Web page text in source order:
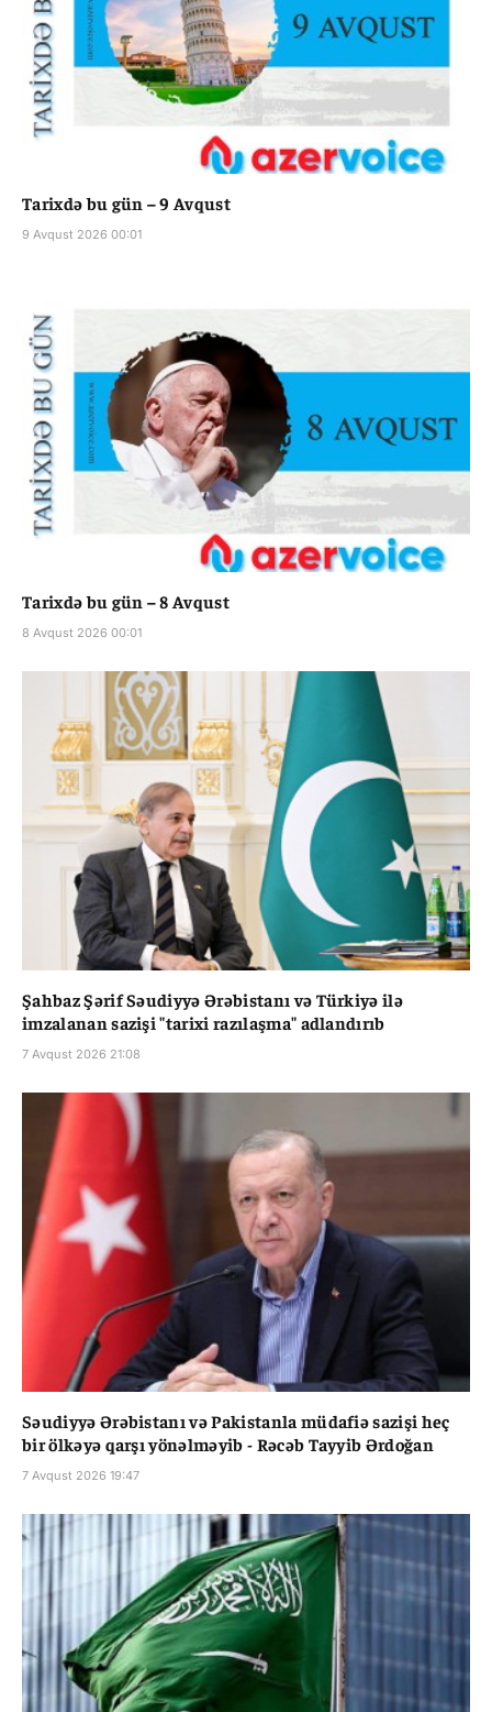
Tarixdə bu gün – 9 Avqust
9 Avqust 2026 00:01
Tarixdə bu gün – 8 Avqust
8 Avqust 2026 00:01
Şahbaz Şərif Səudiyyə Ərəbistanı və Türkiyə ilə
imzalanan sazişi "tarixi razılaşma" adlandırıb
7 Avqust 2026 21:08
Səudiyyə Ərəbistanı və Pakistanla müdafiə sazişi heç
bir ölkəyə qarşı yönəlməyib - Rəcəb Tayyib Ərdoğan
7 Avqust 2026 19:47